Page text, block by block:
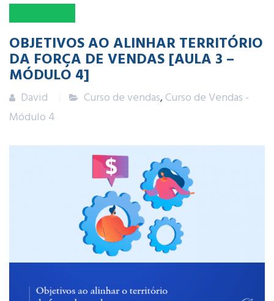
OBJETIVOS AO ALINHAR TERRITÓRIO
DA FORÇA DE VENDAS [AULA 3 –
MÓDULO 4]
David Curso de vendas,Curso de Vendas -
Módulo 4